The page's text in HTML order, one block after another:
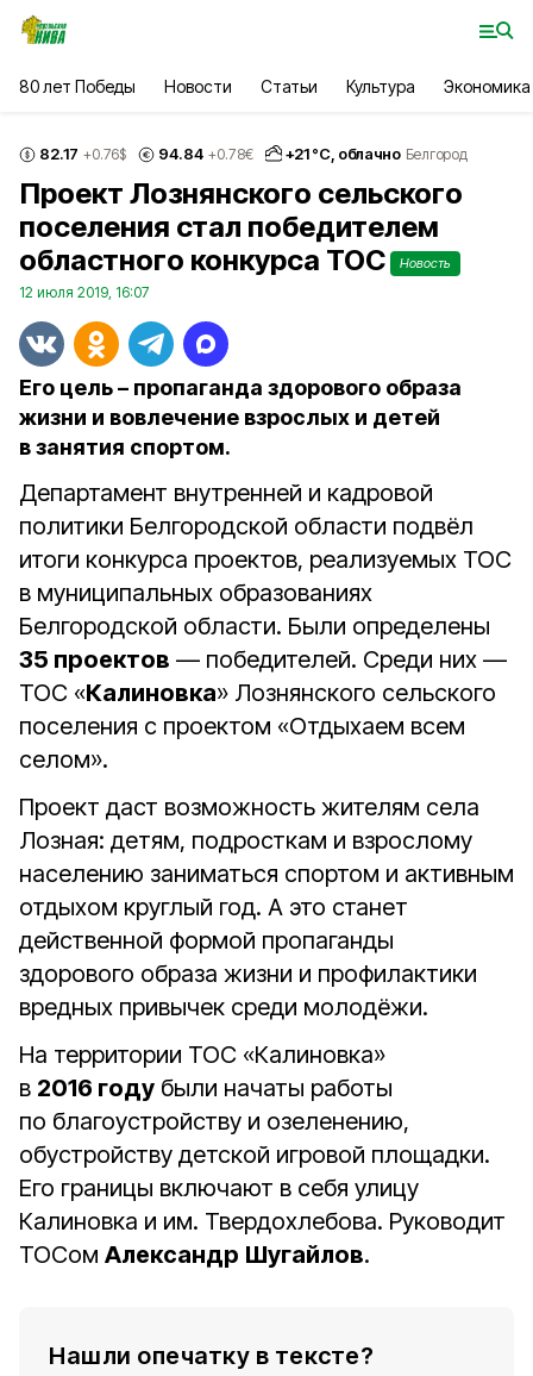
80 лет Победы Новости Статьи Культура Экономика
82.17 +0.76$ 94.84 +0.78€ +21°С, облачно Белгород
Проект Лознянского сельского
поселения стал победителем
областного конкурса ТОС
Новость
12 июля 2019, 16:07
Его цель – пропаганда здорового образа
жизни и вовлечение взрослых и детей
в занятия спортом.
Департамент внутренней и кадровой
политики Белгородской области подвёл
итоги конкурса проектов, реализуемых ТОС
в муниципальных образованиях
Белгородской области. Были определены
35 проектов — победителей. Среди них —
ТОС «Калиновка» Лознянского сельского
поселения с проектом «Отдыхаем всем
селом».
Проект даст возможность жителям села
Лозная: детям, подросткам и взрослому
населению заниматься спортом и активным
отдыхом круглый год. А это станет
действенной формой пропаганды
здорового образа жизни и профилактики
вредных привычек среди молодёжи.
На территории ТОС «Калиновка»
в 2016 году были начаты работы
по благоустройству и озеленению,
обустройству детской игровой площадки.
Его границы включают в себя улицу
Калиновка и им. Твердохлебова. Руководит
ТОСом Александр Шугайлов.
Нашли опечатку в тексте?